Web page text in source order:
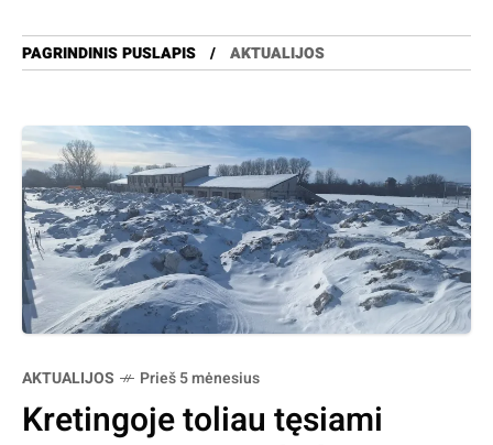
PAGRINDINIS PUSLAPIS AKTUALIJOS
AKTUALIJOS Prieš 5 mėnesius
Kretingoje toliau tęsiami